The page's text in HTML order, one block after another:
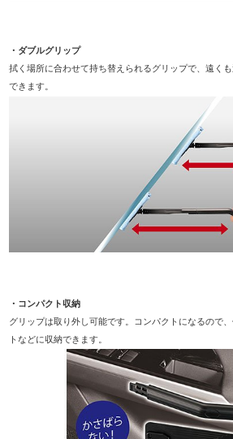
・ダブルグリップ
拭く場所に合わせて持ち替えられるグリップで、遠く
できます。
・コンパクト収納
グリップは取り外し可能です。コンパクトになるので
トなどに収納できます。